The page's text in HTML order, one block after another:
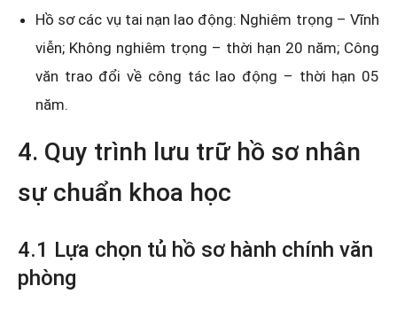
Hồ sơ các vụ tai nạn lao động: Nghiêm trọng – Vĩnh
viễn; Không nghiêm trọng – thời hạn 20 năm; Công
văn trao đổi về công tác lao động – thời hạn 05
năm.
4. Quy trình lưu trữ hồ sơ nhân
sự chuẩn khoa học
4.1 Lựa chọn tủ hồ sơ hành chính văn
phòng